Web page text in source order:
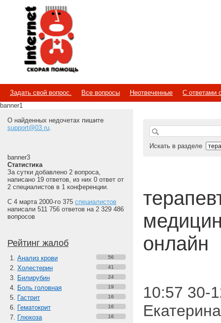
Internet
Скорая помощь
Задать свой вопрос. Все вопросы Неотвеченные
С ответами
banner1
О найденных недочетах пишите
support@03.ru.
banner3
Статистика
За сутки добавлено 2 вопроса,
написано 19 ответов, из них 0 ответ от
2 специалистов в 1 конференции.
С 4 марта 2000-го 375 специалистов
написали 511 756 ответов на 2 329 486
вопросов
Рейтинг жалоб
Анализ крови 56
Холестерин 41
Билирубин 24
Боль головная 19
Гастрит 16
Гематокрит 16
Глюкоза 16
Искать в разделе
онлайн
10:57 30-